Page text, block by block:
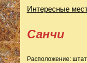
Интересные
Санчи
Расположение: